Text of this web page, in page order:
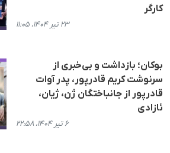
کارگر
۲۳ تیر ۱۴۰۴، ۱۱:۰۵
بوکان؛ بازداشت و بی‌خبری از
سرنوشت کریم قادرپور، پدر آوات
قادرپور از جانباختگان ژن، ژیان،
ئازادی
۶ تیر ۱۴۰۴، ۲۲:۵۸